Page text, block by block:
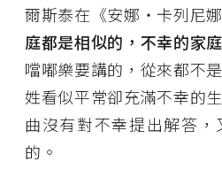
爾斯泰在《安娜‧卡列尼
庭都是相似的，不幸的家
噹嘟樂要講的，從來都不
姓看似平常卻充滿不幸的
曲沒有對不幸提出解答
的。